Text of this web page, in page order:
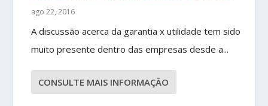
ago 22, 2016
A discussão acerca da garantia x utilidade tem sido
muito presente dentro das empresas desde a...
CONSULTE MAIS INFORMAÇÃO